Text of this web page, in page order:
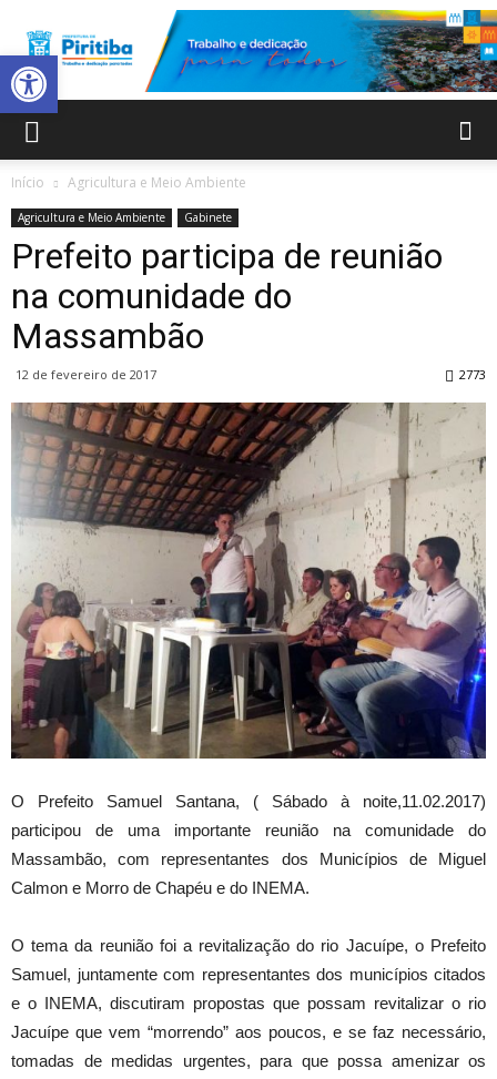
Abrir a barra de ferramentas
Municipal
Piritiba
Início Agricultura e Meio Ambiente
Agricultura e Meio Ambiente Gabinete
Prefeito participa de reunião
na comunidade do
Massambão
12 de fevereiro de 2017 2773
O Prefeito Samuel Santana, ( Sábado à noite,11.02.2017)
participou de uma importante reunião na comunidade do
Massambão, com representantes dos Municípios de Miguel
Calmon e Morro de Chapéu e do INEMA.
O tema da reunião foi a revitalização do rio Jacuípe, o Prefeito
Samuel, juntamente com representantes dos municípios citados
e o INEMA, discutiram propostas que possam revitalizar o rio
Jacuípe que vem “morrendo” aos poucos, e se faz necessário,
tomadas de medidas urgentes, para que possa amenizar os